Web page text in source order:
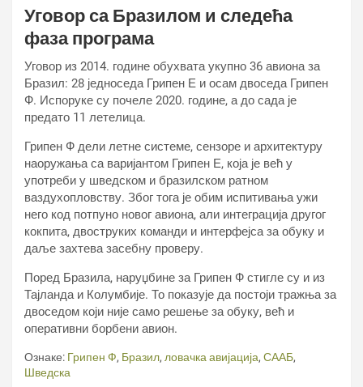
Уговор са Бразилом и следећа
фаза програма
Уговор из 2014. године обухвата укупно 36 авиона за
Бразил: 28 једноседа Грипен Е и осам двоседа Грипен
Ф. Испоруке су почеле 2020. године, а до сада је
предато 11 летелица.
Грипен Ф дели летне системе, сензоре и архитектуру
наоружања са варијантом Грипен Е, која је већ у
употреби у шведском и бразилском ратном
ваздухопловству. Због тога је обим испитивања ужи
него код потпуно новог авиона, али интеграција другог
кокпита, двоструких команди и интерфејса за обуку и
даље захтева засебну проверу.
Поред Бразила, наруџбине за Грипен Ф стигле су и из
Тајланда и Колумбије. То показује да постоји тражња за
двоседом који није само решење за обуку, већ и
оперативни борбени авион.
Ознаке: Грипен Ф, Бразил, ловачка авијација, СААБ,
Шведска